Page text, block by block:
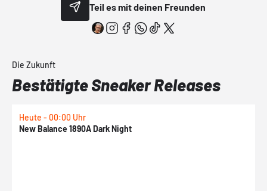
Teil es mit deinen Freunden
Die Zukunft
Bestätigte Sneaker Releases
Heute - 00:00 Uhr
New Balance 1890A Dark Night